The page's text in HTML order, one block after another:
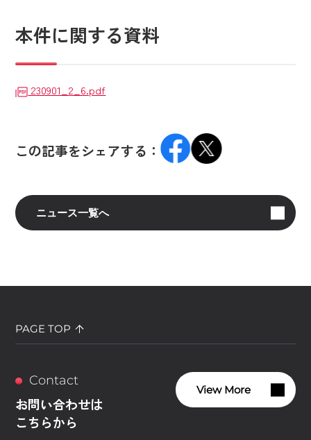
本件に関する資料
230901_2_6.pdf
この記事をシェアする：
ニュース一覧へ
PAGE TOP
Contact
お問い合わせは
こちらから
View More